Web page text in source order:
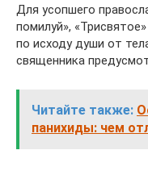
Для усопшего
помилуй»,
по исходу души от
священника
Читайте также:
панихиды: чем